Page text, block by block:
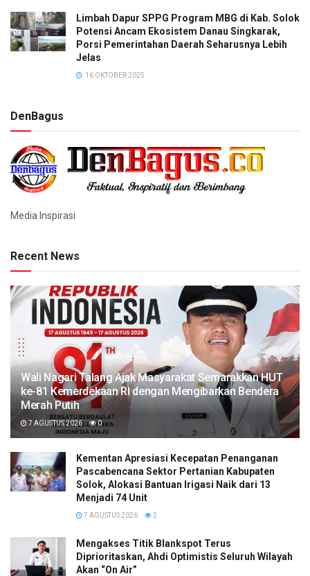
Limbah Dapur SPPG Program MBG di Kab. Solok
Potensi Ancam Ekosistem Danau Singkarak,
Porsi Pemerintahan Daerah Seharusnya Lebih
Jelas
16 OKTOBER 2025
DenBagus
Media Inspirasi
Recent News
Wali Nagari Talang Ajak Masyarakat Semarakkan HUT
ke-81 Kemerdekaan RI dengan Mengibarkan Bendera
Merah Putih
7 AGUSTUS 2026 0
Kementan Apresiasi Kecepatan Penanganan
Pascabencana Sektor Pertanian Kabupaten
Solok, Alokasi Bantuan Irigasi Naik dari 13
Menjadi 74 Unit
7 AGUSTUS 2026 2
Mengakses Titik Blankspot Terus
Diprioritaskan, Ahdi Optimistis Seluruh Wilayah
Akan “On Air”